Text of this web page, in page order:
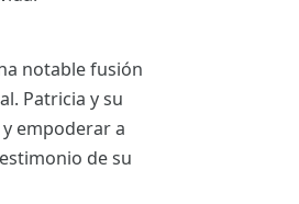
notable fusión
Patricia y su
empoderar a
de su